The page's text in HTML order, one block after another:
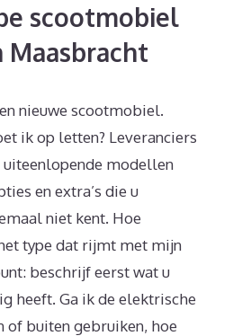
scootmobiel
Maasbracht
nieuwe scootmobiel.
ik op letten? Leveranciers
uiteenlopende modellen
en extra’s die u
niet kent. Hoe
type dat rijmt met mijn
beschrijf eerst wat u
heeft. Ga ik de elektrische
of buiten gebruiken, hoe